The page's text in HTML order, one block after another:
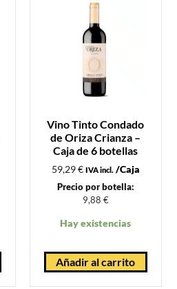
Vino Tinto Condado
de Oriza Crianza –
Caja de 6 botellas
59,29€ IVA incl./Caja
Precio por botella:
9,88 €
Hay existencias
Añadir al carrito